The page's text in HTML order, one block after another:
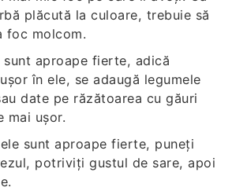
plăcută la culoare, trebuie să
foc molcom.
aproape fierte, adică
în ele, se adaugă legumele
date pe răzătoarea cu găuri
mai uşor.
sunt aproape fierte, puneţi
potriviţi gustul de sare, apoi